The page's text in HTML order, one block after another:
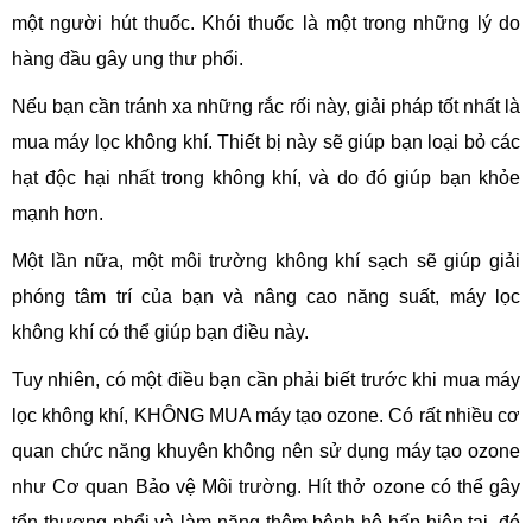
một người hút thuốc. Khói thuốc là một trong những lý do
hàng đầu gây ung thư phổi.
Nếu bạn cần tránh xa những rắc rối này, giải pháp tốt nhất là
mua máy lọc không khí. Thiết bị này sẽ giúp bạn loại bỏ các
hạt độc hại nhất trong không khí, và do đó giúp bạn khỏe
mạnh hơn.
Một lần nữa, một môi trường không khí sạch sẽ giúp giải
phóng tâm trí của bạn và nâng cao năng suất, máy lọc
không khí có thể giúp bạn điều này.
Tuy nhiên, có một điều bạn cần phải biết trước khi mua máy
lọc không khí, KHÔNG MUA máy tạo ozone. Có rất nhiều cơ
quan chức năng khuyên không nên sử dụng máy tạo ozone
như Cơ quan Bảo vệ Môi trường. Hít thở ozone có thể gây